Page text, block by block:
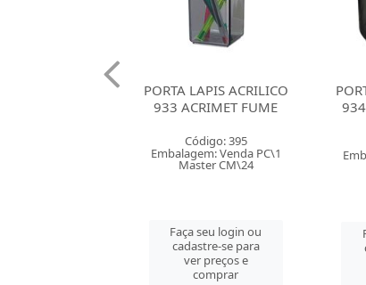
PORTA LAPIS ACRILICO
933 ACRIMET FUME
Código: 395
Embalagem: Venda PC\1
Master CM\24
Faça seu login ou
cadastre-se para
ver preços e
comprar